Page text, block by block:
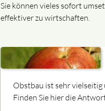
Sie können vieles sofort
effektiver zu wirtschaften.
Obstbau ist sehr
Finden Sie hier die